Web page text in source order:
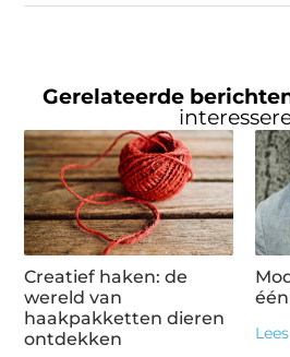
Gerelateerde
Creatief haken: de
wereld van
haakpakketten dieren
ontdekken